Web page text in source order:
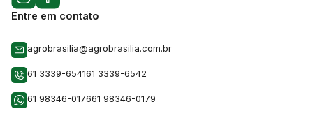
Entre em contato
agrobrasilia@agrobrasilia.com.br
61 3339-654161 3339-6542
61 98346-017661 98346-0179